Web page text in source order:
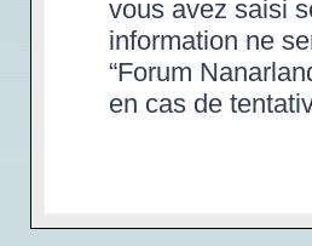
vous avez saisi
information ne
“Forum
en cas de